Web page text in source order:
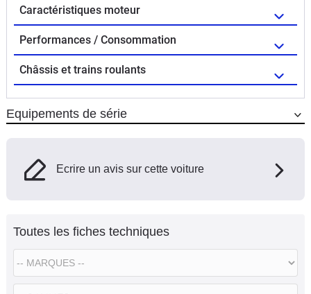
Caractéristiques moteur
Performances / Consommation
Châssis et trains roulants
Equipements de série
Ecrire un avis sur cette voiture
Toutes les fiches techniques